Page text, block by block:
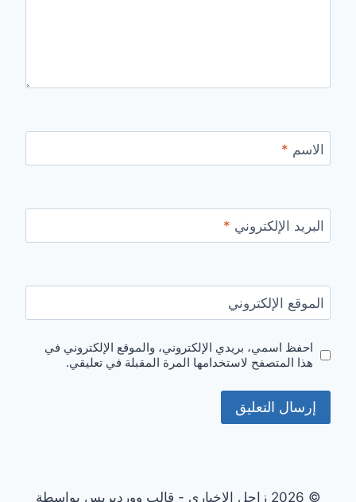
الاسم *
البريد الإلكتروني *
الموقع الإلكتروني
احفظ اسمي، بريدي الإلكتروني، والموقع الإلكتروني في
هذا المتصفح لاستخدامها المرة المقبلة في تعليقي.
© 2026 زاجل الإخباري - قالب ووردبريس بواسطة